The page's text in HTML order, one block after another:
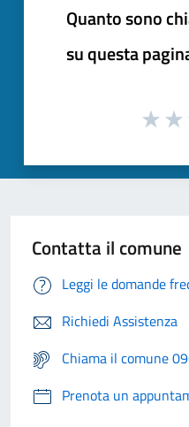
Quanto sono
su questa
Contatta il comune
Leggi le domande
Richiedi Assistenza
Chiama il comune
Prenota un